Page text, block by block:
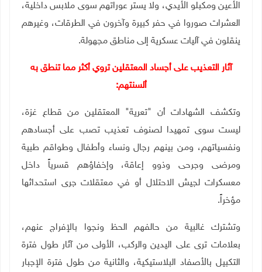
الأعين ومكبلو الأيدي، ولا يستر عوراتهم سوى ملابس داخلية،
العشرات صوروا في حفر كبيرة وآخرون في الطرقات، وغيرهم
ينقلون في آليات عسكرية إلى مناطق مجهولة.
آثار التعذيب على أجساد المعتقلين تروي أكثر مما تنطق به
ألسنتهم:
وتكشف الشهادات أن "تعرية" المعتقلين من قطاع غزة،
ليست سوى تمهيدا لصنوف تعذيب تصب على أجسادهم
ونفسياتهم، ومن بينهم رجال ونساء وأطفال وطواقم طبية
ومرضى وجرحى وذوو إعاقة، وإخفاؤهم قسرياً داخل
معسكرات لجيش الاحتلال أو في معتقلات جرى استحداثها
مؤخراً.
وتشترك غالبية من حالفهم الحظ ونجوا بالإفراج عنهم،
بعلامات ترى على اليدين والركب، الأولى من آثار طول فترة
التكبيل بالأصفاد البلاستيكية، والثانية من طول فترة الإجبار